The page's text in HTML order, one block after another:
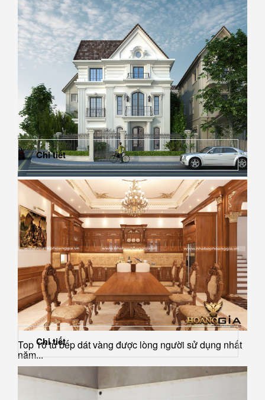
Những yêu cầu quan trọng nhất khi thiết kế biệt thự và
chung cư cao...
Chi tiết
Top 10 tủ bếp dát vàng được lòng người sử dụng nhất
năm...
Chi tiết